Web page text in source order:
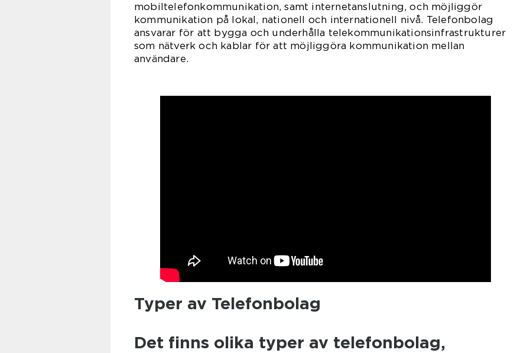
mobiltelefonkommunikation, samt internetanslutning, och möjliggör
kommunikation på lokal, nationell och internationell nivå. Telefonbolag
ansvarar för att bygga och underhålla telekommunikationsinfrastrukturer
som nätverk och kablar för att möjliggöra kommunikation mellan
användare.
Typer av Telefonbolag
Det finns olika typer av telefonbolag,